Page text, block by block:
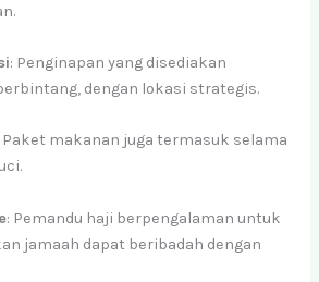
: Penginapan yang disediakan
dengan lokasi strategis.
Paket makanan juga termasuk selama
: Pemandu haji berpengalaman untuk
jamaah dapat beribadah dengan